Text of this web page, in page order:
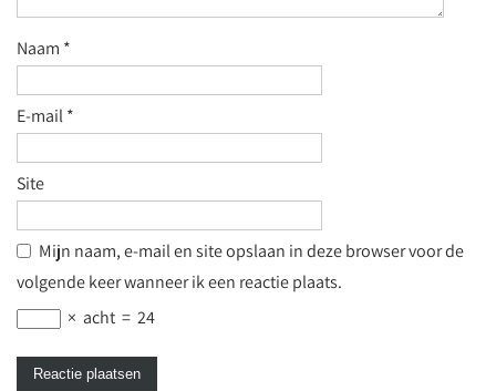
Naam *
E-mail*
Site
Mijn naam, e-mail en site opslaan in deze browser voor de
volgende keer wanneer ik een reactie plaats.
× acht = 24